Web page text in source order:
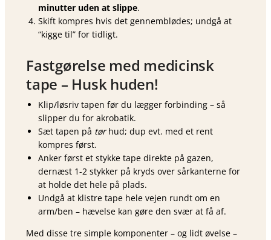
minutter uden at slippe.
Skift kompres hvis det gennemblødes; undgå at
“kigge til” for tidligt.
Fastgørelse med medicinsk
tape – Husk huden!
Klip/løsriv tapen før du lægger forbinding – så
slipper du for akrobatik.
Sæt tapen på tørhud; dup evt. med et rent
kompres først.
Anker først et stykke tape direkte på gazen,
dernæst 1-2 stykker på kryds over sårkanterne for
at holde det hele på plads.
Undgå at klistre tape hele vejen rundt om en
arm/ben – hævelse kan gøre den svær at få af.
Med disse tre simple komponenter – og lidt øvelse –